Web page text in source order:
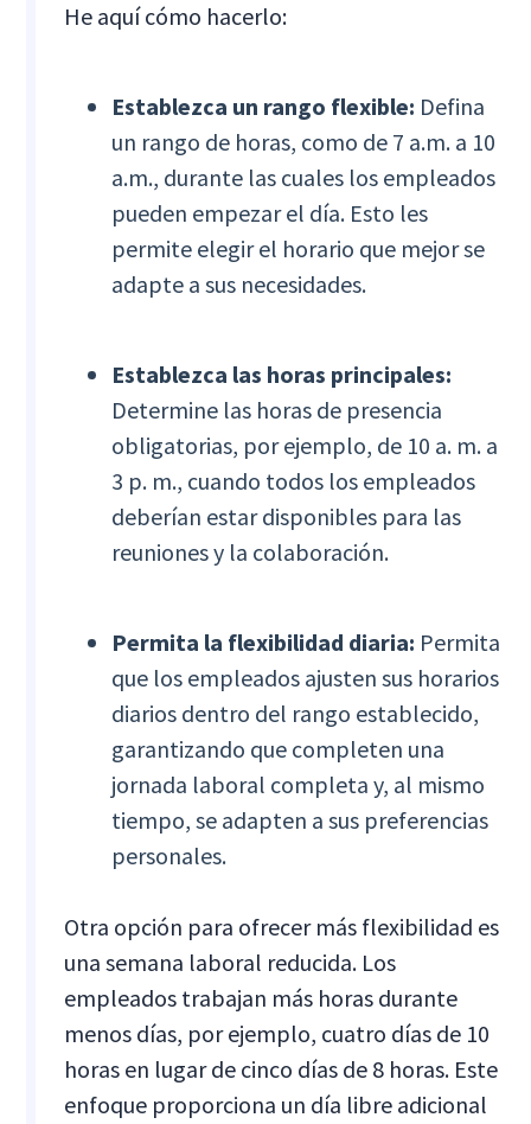
He aquí cómo hacerlo:
Establezca un rango flexible: Defina
un rango de horas, como de 7 a.m. a 10
a.m., durante las cuales los empleados
pueden empezar el día. Esto les
permite elegir el horario que mejor se
adapte a sus necesidades.
Establezca las horas principales:
Determine las horas de presencia
obligatorias, por ejemplo, de 10 a. m. a
3 p. m., cuando todos los empleados
deberían estar disponibles para las
reuniones y la colaboración.
Permita la flexibilidad diaria: Permita
que los empleados ajusten sus horarios
diarios dentro del rango establecido,
garantizando que completen una
jornada laboral completa y, al mismo
tiempo, se adapten a sus preferencias
personales.
Otra opción para ofrecer más flexibilidad es
una semana laboral reducida. Los
empleados trabajan más horas durante
menos días, por ejemplo, cuatro días de 10
horas en lugar de cinco días de 8 horas. Este
enfoque proporciona un día libre adicional